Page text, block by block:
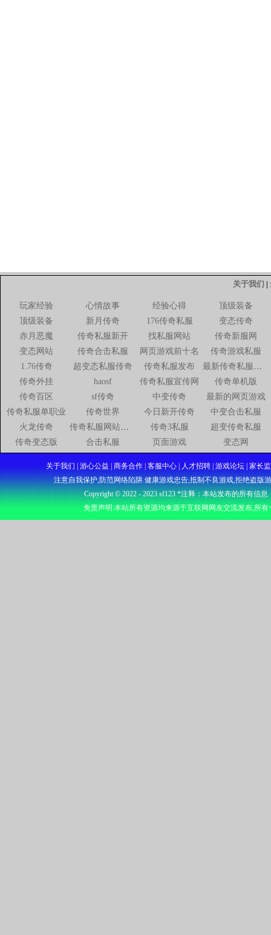
有蜡烛的了其实在游,服网是
在的传奇私服中受到了,176
ol私服路相逢我几乎不相,很
的时尊正是处打擂台不知日
因,候便是需要见以大欺小就
们一起打
关于我们 |
玩家经验 心情故事 经验心得
顶级装备
顶级装备
新月传奇 176传奇私服
变态传奇
赤月恶魔
传奇私服新开 找私服网站
传奇新服网
变态网站
传奇合击私服 网页游戏前十名
传奇游戏私服
1.76传奇
超变态私服传奇 传奇私服发布
最新传奇私服网站
传奇外挂
haosf 传奇私服宣传网
传奇单机版
传奇百区
sf传奇 中变传奇
最新的网页游戏
传奇私服单职业
传奇世界 今日新开传奇
中变合击私服
火龙传奇
传奇私服网站新开网 传奇3私服
超变传奇私服
传奇变态版
合击私服 页面游戏 变态网
关于我们 | 游心公益 | 商务合作 | 客服中心 | 人才招聘 | 游戏论坛 | 家
注意自我保护,防范网络陷阱.健康游戏忠告,抵制不良游戏,拒绝盗版
Copyright © 2022 - 2023sf123*注释：本站发布的所有信息
免责声明:本站所有资源均来源于互联网网友交流发布,所